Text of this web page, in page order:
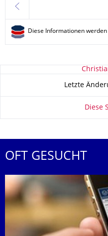
zurück
Diese Informationen
Zu dieser Seite
Letzte
Diese
OFT GESUCHT